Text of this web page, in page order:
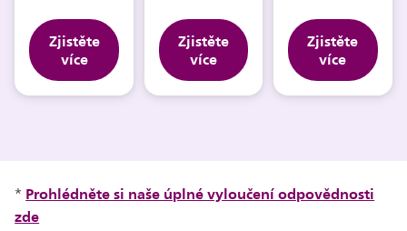
Zjistěte
více
Zjistěte
více
Zjistěte
více
*Prohlédněte si naše úplné vyloučení odpovědnosti
zde